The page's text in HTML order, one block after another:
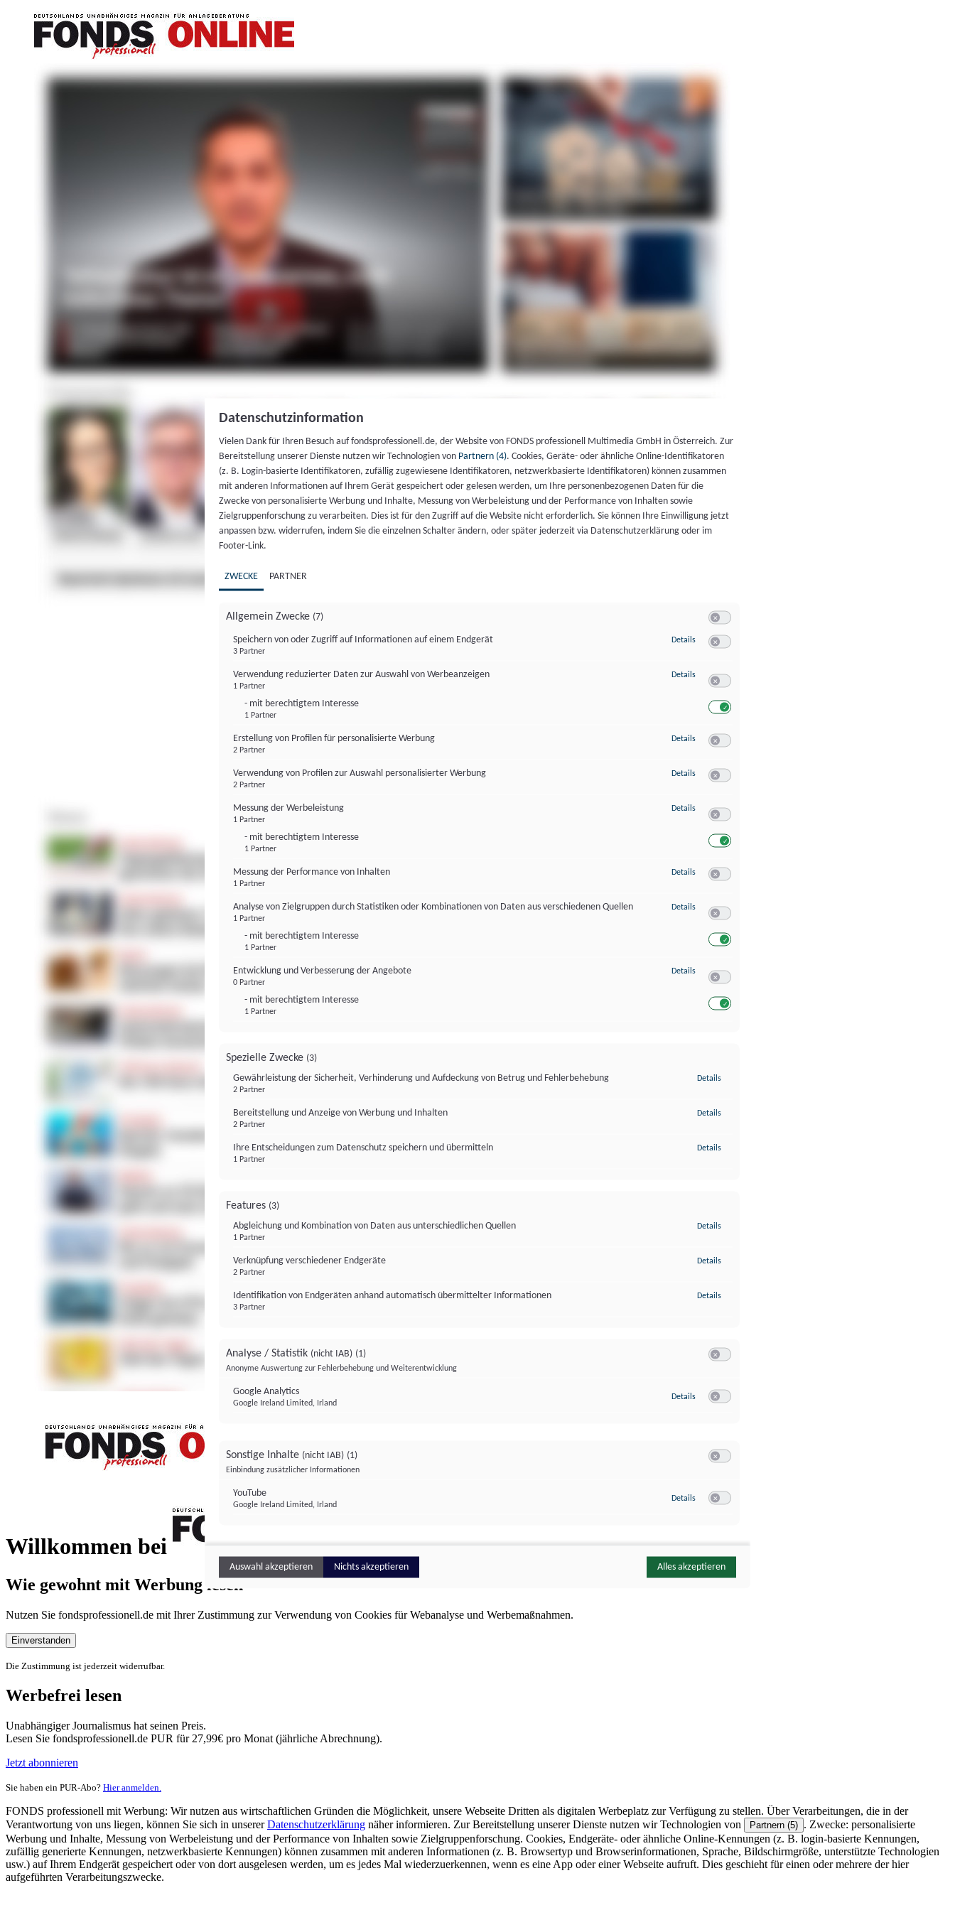
Willkommen bei
FONDS professionell
Wie gewohnt mit Werbung lesen
Nutzen Sie fondsprofessionell.de mit Ihrer Zustimmung zur Verwendung von Cookies für Webanalyse und Werbemaßnahmen.
Einverstanden
Die Zustimmung ist jederzeit widerrufbar.
Werbefrei lesen
Unabhängiger Journalismus hat seinen Preis.
Lesen Sie fondsprofessionell.de PUR für 27,99€ pro Monat (jährliche Abrechnung).
Jetzt abonnieren
Sie haben ein PUR-Abo? Hier anmelden.
FONDS professionell mit Werbung: Wir nutzen aus wirtschaftlichen Gründen die Möglichkeit, unsere Webseite Dritten als digitalen Werbeplatz zur Verfügung zu stellen. Über Verarbeitungen, die in der
Verantwortung von uns liegen, können Sie sich in unsererDatenschutzerklärung näher informieren. Zur Bereitstellung unserer Dienste nutzen wir Technologien von Partnern (5) . Zwecke: personalisierte
Werbung und Inhalte, Messung von Werbeleistung und der Performance von Inhalten sowie Zielgruppenforschung. Cookies, Endgeräte- oder ähnliche Online-Kennungen (z. B. login-basierte Kennungen,
zufällig generierte Kennungen, netzwerkbasierte Kennungen) können zusammen mit anderen Informationen (z. B. Browsertyp und Browserinformationen, Sprache, Bildschirmgröße, unterstützte Technologien
usw.) auf Ihrem Endgerät gespeichert oder von dort ausgelesen werden, um es jedes Mal wiederzuerkennen, wenn es eine App oder einer Webseite aufruft. Dies geschieht für einen oder mehrere der hier
aufgeführten Verarbeitungszwecke.
Datenschutzinformation
Vielen Dank für Ihren Besuch auf fondsprofessionell.de, der Website von FONDS professionell Multimedia GmbH in Österreich. Zur
Bereitstellung unserer Dienste nutzen wir Technologien von Partnern (4). Cookies, Geräte- oder ähnliche Online-Identifikatoren
(z. B. Login-basierte Identifikatoren, zufällig zugewiesene Identifikatoren, netzwerkbasierte Identifikatoren) können zusammen
mit anderen Informationen auf Ihrem Gerät gespeichert oder gelesen werden, um Ihre personenbezogenen Daten für die
Zwecke von personalisierte Werbung und Inhalte, Messung von Werbeleistung und der Performance von Inhalten sowie
Zielgruppenforschung zu verarbeiten. Dies ist für den Zugriff auf die Website nicht erforderlich. Sie können Ihre Einwilligung jetzt
anpassen bzw. widerrufen, indem Sie die einzelnen Schalter ändern, oder später jederzeit via Datenschutzerklärung oder im
Footer-Link.
ZWECKE PARTNER
Allgemein Zwecke (7)
Speichern von oder Zugriff auf Informationen auf einem Endgerät
3 Partner
Details zu Speichern von oder Zugriff auf Informationen auf einem Endgerät
Verwendung reduzierter Daten zur Auswahl von Werbeanzeigen
1 Partner
- mit berechtigtem Interesse
1 Partner
Details zu Verwendung reduzierter Daten zur Auswahl von Werbeanzeigen
Erstellung von Profilen für personalisierte Werbung
2 Partner
Details zu Erstellung von Profilen für personalisierte Werbung
Verwendung von Profilen zur Auswahl personalisierter Werbung
2 Partner
Details zu Verwendung von Profilen zur Auswahl personalisierter Werbung
Messung der Werbeleistung
1 Partner
- mit berechtigtem Interesse
1 Partner
Details zu Messung der Werbeleistung
Messung der Performance von Inhalten
1 Partner
Details zu Messung der Performance von Inhalten
Analyse von Zielgruppen durch Statistiken oder Kombinationen von Daten aus verschiedenen Quellen
1 Partner
- mit berechtigtem Interesse
1 Partner
Details zu Analyse von Zielgruppen durch Statistiken oder Kombinationen von
Entwicklung und Verbesserung der Angebote
0 Partner
- mit berechtigtem Interesse
1 Partner
Details zu Entwicklung und Verbesserung der Angebote
Spezielle Zwecke (3)
Gewährleistung der Sicherheit, Verhinderung und Aufdeckung von Betrug und Fehlerbehebung
2 Partner
Details
Bereitstellung und Anzeige von Werbung und Inhalten
2 Partner
Details
Ihre Entscheidungen zum Datenschutz speichern und übermitteln
1 Partner
Details
Features (3)
Abgleichung und Kombination von Daten aus unterschiedlichen Quellen
1 Partner
Details
Verknüpfung verschiedener Endgeräte
2 Partner
Details
Identifikation von Endgeräten anhand automatisch übermittelter Informationen
3 Partner
Details
Analyse / Statistik (nicht IAB) (1)
Anonyme Auswertung zur Fehlerbehebung und Weiterentwicklung
Google Analytics
Google Ireland Limited, Irland
Details zu Google Analytics
Sonstige Inhalte (nicht IAB) (1)
Einbindung zusätzlicher Informationen
YouTube
Google Ireland Limited, Irland
Details zu YouTube
Auswahl akzeptieren Nichts akzeptieren Alles akzeptieren